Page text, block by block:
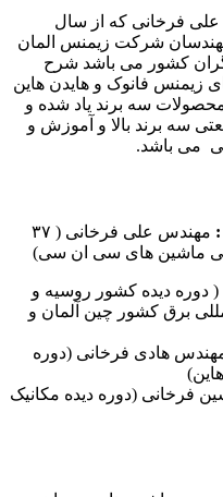
فرخانی که از سال
مهندسان شرکت زیمنس المان
کشور می باشد شرح
زیمنس فانوک و هایدن هاین
سه برند یاد شده و
سه برند بالا و آموزش و
می باشد.
مهندس علی فرخانی ( ۳۷
ماشین های سی ان سی)
دوره دیده کشور روسیه و
برق کشور چین آلمان و
هادی فرخانی (دوره
فرخانی (دوره دیده مکانیک